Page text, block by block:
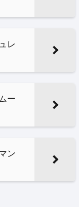
レ
ー
ン